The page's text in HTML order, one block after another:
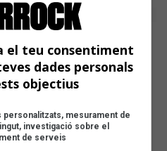
el teu consentiment
dades personals
objectius
personalitzats, mesurament de
investigació sobre el
de serveis